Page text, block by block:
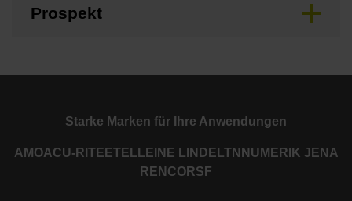
Prospekt
Starke Marken für Ihre Anwendungen
AMOACU-RITE ETEL LEINE LINDE LTN NUMERIK JENA
RENCORSF